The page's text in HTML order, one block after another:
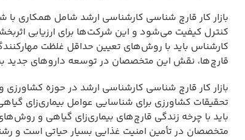
بازار کار قارچ شناسی کارشناسی ارشد شامل همکاری
کنترل کیفیت می‌شود و این شرکت‌ها برای ارزیابی
کارشناس باید با روش‌های تعیین حداقل غلظت
قارچ‌ها، نقش این متخصصان در توسعه داروهای جدید
بازار کار قارچ شناسی کارشناسی ارشد در حوزه
تحقیقات کشاورزی برای شناسایی عوامل بیماری‌زای
باید با چرخه زندگی قارچ‌های بیماری‌زای گیاهی و
متخصصان در تأمین امنیت غذایی بسیار حیاتی است و